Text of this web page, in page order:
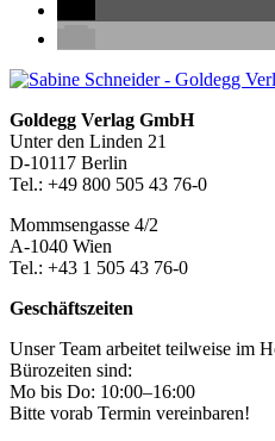
Seitenleiste
Footer-
Section
Goldegg Verlag GmbH
Unter den Linden 21
D-10117 Berlin
Tel.: +49 800 505 43 76-0
Mommsengasse 4/2
A-1040 Wien
Tel.: +43 1 505 43 76-0
Geschäftszeiten
Unser Team arbeitet teilweise im
Bürozeiten sind:
Mo bis Do: 10:00–16:00
Bitte vorab Termin vereinbaren!